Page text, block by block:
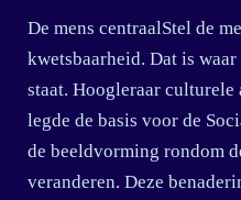
De mens centraalStel de
kwetsbaarheid. Dat is
staat. Hoogleraar
legde de basis voor de
de beeldvorming rondom
veranderen. Deze